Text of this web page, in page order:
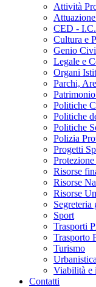
Attività
CED -
Cultura e
Genio
Legale e
Organi
Parchi,
Politiche
Politiche
Politiche
Polizia
Progetti
Risorse
Risorse
Risorse
Segreteria
Sport
Trasporti
Trasporto
Turismo
Urbanistica
Viabilità e
Contatti